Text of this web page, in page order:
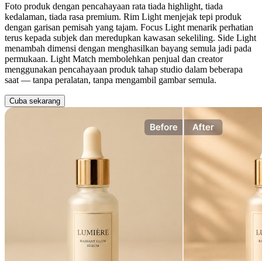
Foto produk dengan pencahayaan rata tiada highlight, tiada
kedalaman, tiada rasa premium. Rim Light menjejak tepi produk
dengan garisan pemisah yang tajam. Focus Light menarik perhatian
terus kepada subjek dan meredupkan kawasan sekeliling. Side Light
menambah dimensi dengan menghasilkan bayang semula jadi pada
permukaan. Light Match membolehkan penjual dan creator
menggunakan pencahayaan produk tahap studio dalam beberapa
saat — tanpa peralatan, tanpa mengambil gambar semula.
Cuba sekarang